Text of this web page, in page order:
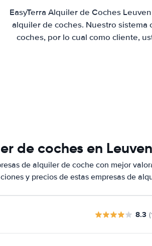
EasyTerra Alquiler de Coches
alquiler de coches. Nuestro
coches, por lo cual como cliente,
de coches en Leuven
de alquiler de coche con mejor
y precios de estas empresas de
8.3